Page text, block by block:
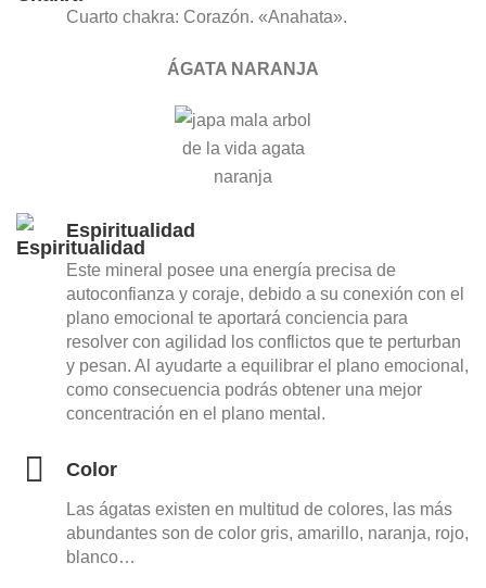
Cuarto chakra: Corazón. «Anahata».
ÁGATA NARANJA
Espiritualidad
Este mineral posee una energía precisa de
autoconfianza y coraje, debido a su conexión con el
plano emocional te aportará conciencia para
resolver con agilidad los conflictos que te perturban
y pesan. Al ayudarte a equilibrar el plano emocional,
como consecuencia podrás obtener una mejor
concentración en el plano mental.
Color
Las ágatas existen en multitud de colores, las más
abundantes son de color gris, amarillo, naranja, rojo,
blanco…